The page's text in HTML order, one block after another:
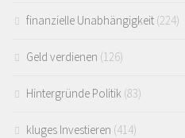
finanzielle Unabhängigkeit (224)
Geld verdienen (126)
Hintergründe Politik (83)
kluges Investieren (414)